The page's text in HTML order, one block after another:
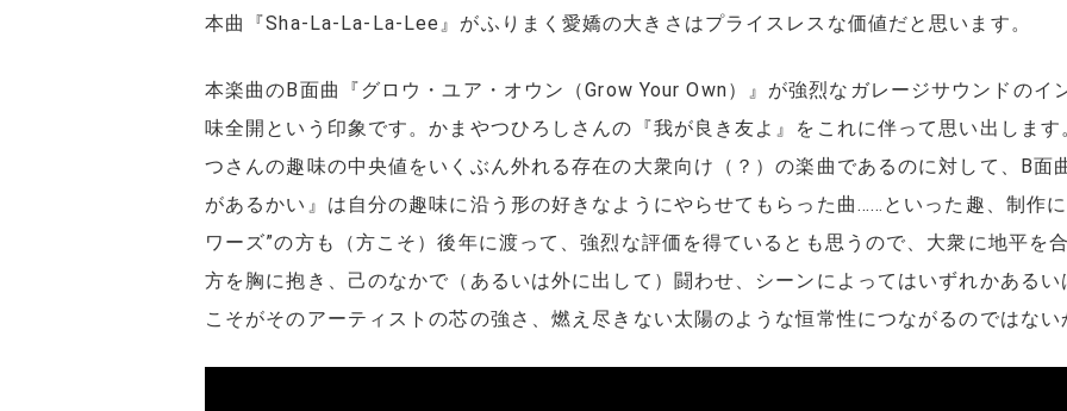
本曲『Sha-La-La-La-Lee』がふりまく愛嬌の大きさはプライスレスな価値だと思います。
本楽曲のB面曲『グロウ・ユア・オウン（Grow Your Own）』が強烈なガレージサウンドのイ
味全開という印象です。かまやつひろしさんの『我が良き友よ』をこれに伴って思い出しま
つさんの趣味の中央値をいくぶん外れる存在の大衆向け（？）の楽曲であるのに対して、B面
があるかい』は自分の趣味に沿う形の好きなようにやらせてもらった曲……といった趣、制作
ワーズ”の方も（方こそ）後年に渡って、強烈な評価を得ているとも思うので、大衆に地平を
方を胸に抱き、己のなかで（あるいは外に出して）闘わせ、シーンによってはいずれかある
こそがそのアーティストの芯の強さ、燃え尽きない太陽のような恒常性につながるのではな